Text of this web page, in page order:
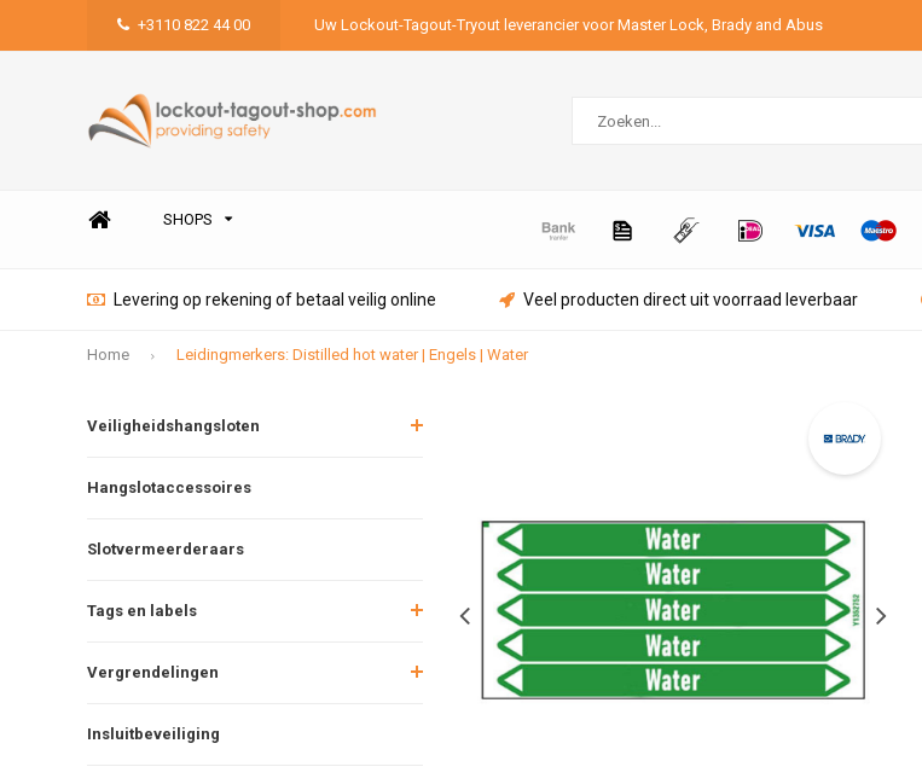
+3110 822 44 00 Uw Lockout-Tagout-Tryout leverancier voor Master Lock, Brady and Abus
SHOPS
Levering op rekening of betaal veilig online Veel producten direct uit voorraad leverbaar
Home Leidingmerkers: Distilled hot water | Engels | Water
Veiligheidshangsloten
Hangslotaccessoires
Slotvermeerderaars
Tags en labels
Vergrendelingen
Insluitbeveiliging